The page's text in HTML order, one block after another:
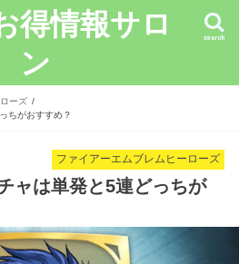
得情報サロ
ン
search
ーズ
ちがおすすめ？
ファイアーエムブレムヒーローズ
ャは単発と5連どっちが